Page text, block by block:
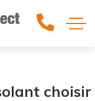
choisir